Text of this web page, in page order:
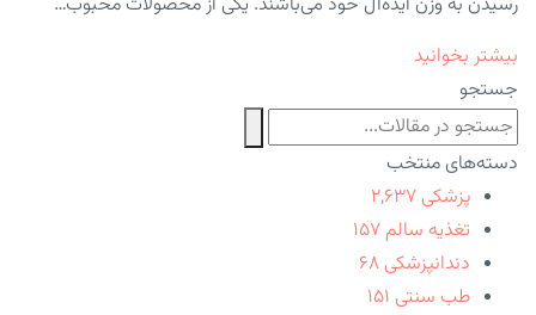
بیشتر بخوانید
جستجو
دسته‌های منتخب
پزشکی ۲,۶۳۷
تغذیه سالم ۱۵۷
دندانپزشکی ۶۸
طب سنتی ۱۵۱